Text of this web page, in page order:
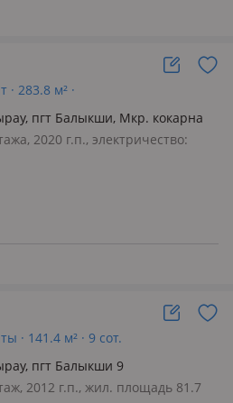
283.8 м² ·
пгт Балыкши, Мкр. кокарна
— Мкр. кокарна ул. 30 дом 18
2020 г.п., электричество:
Кокарна ✅ Просторный дом в
районе, чистый возду. ✅…
· 141.4 м² · 9 сот.
пгт Балыкши 9
2012 г.п., жил. площадь 81.7